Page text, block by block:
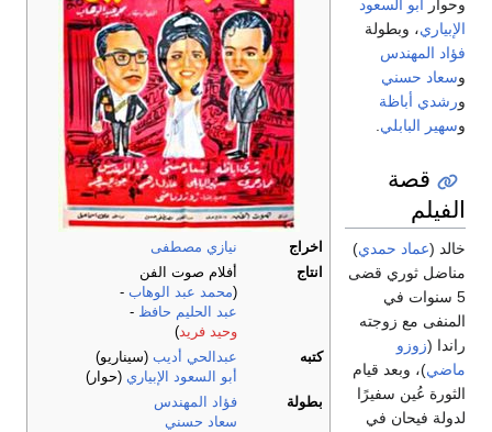
اخراج
نيازي مصطفى
انتاج
أفلام صوت الفن
(محمد عبد الوهاب -
عبد الحليم حافظ -
وحيد فريد)
كتبه
عبدالحي أديب (سيناريو)
أبو السعود الإبياري (حوار)
بطولة
فؤاد المهندس
سعاد حسني
وحوار أبو السعود
الإبياري، وبطولة
فؤاد المهندس
وسعاد حسني
ورشدي أباظة
وسهير البابلي
قصة
الفيلم
خالد (عماد حمدي)
مناضل ثوري قضى
5 سنوات في
المنفى مع زوجته
راندا (زوزو
ماضي)، وبعد قيام
الثورة عُين سفيرًا
لدولة فيحان في